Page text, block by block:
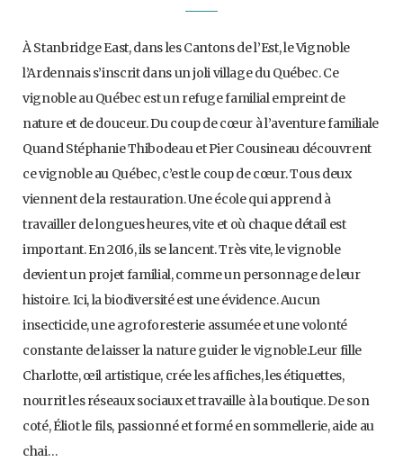
À Stanbridge East, dans les Cantons de l’Est, le Vignoble
l’Ardennais s’inscrit dans un joli village du Québec. Ce
vignoble au Québec est un refuge familial empreint de
nature et de douceur. Du coup de cœur à l’aventure familiale
Quand Stéphanie Thibodeau et Pier Cousineau découvrent
ce vignoble au Québec, c’est le coup de cœur. Tous deux
viennent de la restauration. Une école qui apprend à
travailler de longues heures, vite et où chaque détail est
important. En 2016, ils se lancent. Très vite, le vignoble
devient un projet familial, comme un personnage de leur
histoire. Ici, la biodiversité est une évidence. Aucun
insecticide, une agroforesterie assumée et une volonté
constante de laisser la nature guider le vignoble.Leur fille
Charlotte, œil artistique, crée les affiches, les étiquettes,
nourrit les réseaux sociaux et travaille à la boutique. De son
coté, Éliot le fils, passionné et formé en sommellerie, aide au
chai…